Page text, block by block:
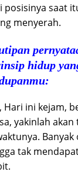
posisinya saat
menyerah.
hidup
Hari ini kejam,
yakinlah
tak